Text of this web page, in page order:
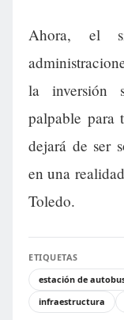
Ahora, el
la inversión
palpable para
dejará de ser
en una
Toledo.
ETIQUETAS
estación de
infraestructura